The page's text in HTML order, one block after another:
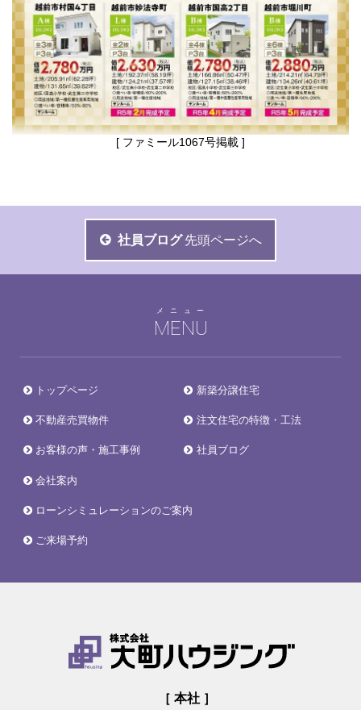
[ ファミール1067号掲載 ]
社員ブログ 先頭ページへ
MENU
メニュー
トップページ 新築分譲住宅
不動産売買物件 注文住宅の特徴・工法
お客様の声・施工事例 社員ブログ
会社案内
ローンシミュレーションのご案内
ご来場予約
［ 本社 ］